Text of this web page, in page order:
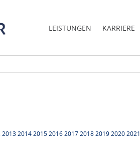
LEISTUNGEN KARRIERE
201320142015201620172018201920202021